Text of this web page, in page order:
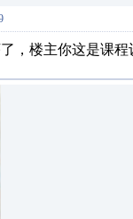
，楼主你这是课程